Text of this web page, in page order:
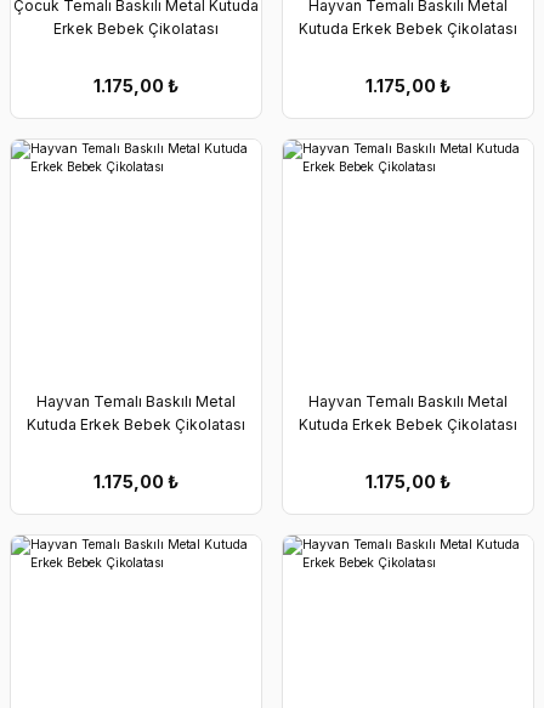
Çocuk Temalı Baskılı Metal Kutuda
Erkek Bebek Çikolatası
1.175,00₺
Hayvan Temalı Baskılı Metal
Kutuda Erkek Bebek Çikolatası
1.175,00₺
Hayvan Temalı Baskılı Metal
Kutuda Erkek Bebek Çikolatası
1.175,00₺
Hayvan Temalı Baskılı Metal
Kutuda Erkek Bebek Çikolatası
1.175,00₺